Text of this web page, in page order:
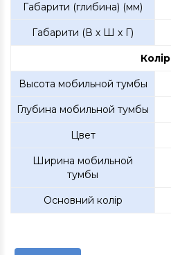
Габарити (глибина) (мм)
Габарити (В х Ш х Г)
Колір
Высота мобильной тумбы
Глубина мобильной тумбы
Цвет
Ширина мобильной
тумбы
Основний колір